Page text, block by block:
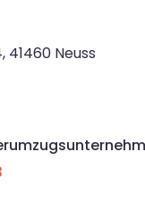
41460 Neuss